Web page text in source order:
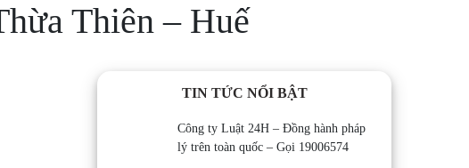
Thiên – Huế
TIN TỨC NỔI BẬT
Công ty Luật 24H – Đồng hành pháp
lý trên toàn quốc – Gọi 19006574